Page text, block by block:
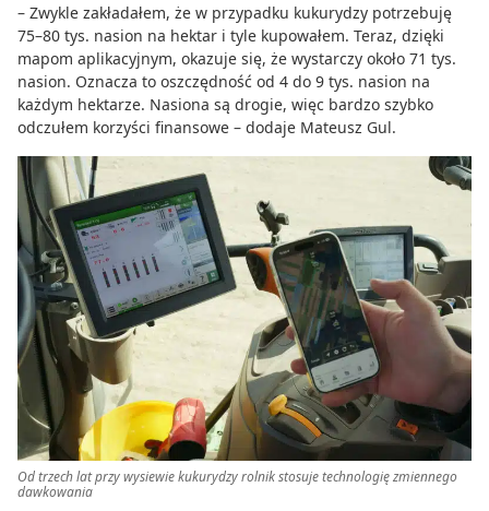
– Zwykle zakładałem, że w przypadku kukurydzy potrzebuję
75–80 tys. nasion na hektar i tyle kupowałem. Teraz, dzięki
mapom aplikacyjnym, okazuje się, że wystarczy około 71 tys.
nasion. Oznacza to oszczędność od 4 do 9 tys. nasion na
każdym hektarze. Nasiona są drogie, więc bardzo szybko
odczułem korzyści finansowe – dodaje Mateusz Gul.
Od trzech lat przy wysiewie kukurydzy rolnik stosuje technologię zmiennego
dawkowania